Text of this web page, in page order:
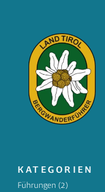
KATEGORIEN
Führungen (2)